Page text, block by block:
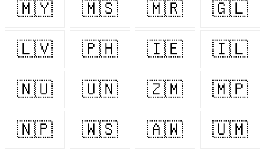
🇲🇾 🇲🇸 🇲🇷 🇬🇱
🇱🇻 🇵🇭 🇮🇪 🇮🇱
🇳🇺 🇺🇳 🇿🇲 🇲🇵
🇳🇵 🇼🇸 🇦🇼 🇺🇲